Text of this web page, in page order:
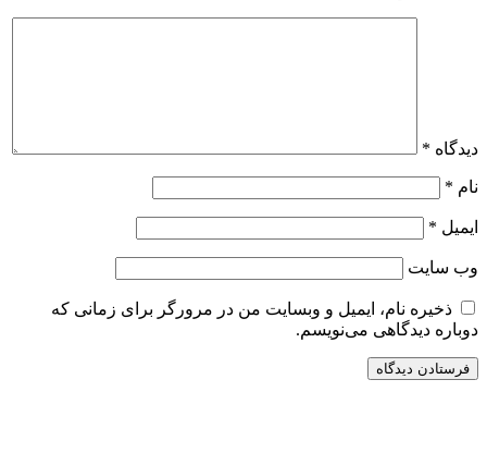
دیدگاه *
نام *
ایمیل *
وب‌ سایت
ذخیره نام، ایمیل و وبسایت من در مرورگر برای زمانی که
دوباره دیدگاهی می‌نویسم.